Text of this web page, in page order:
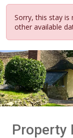
Sorry, this stay is
other available
Property